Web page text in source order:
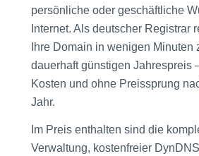
persönliche oder geschäftliche
Internet. Als deutscher Registrar
Ihre Domain in wenigen Minuten
dauerhaft günstigen Jahrespreis
Kosten und ohne Preissprung
Jahr.
Im Preis enthalten sind die
Verwaltung, kostenfreier